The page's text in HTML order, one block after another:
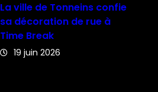
La ville de Tonneins confie
sa décoration de rue à
Time Break
19 juin 2026